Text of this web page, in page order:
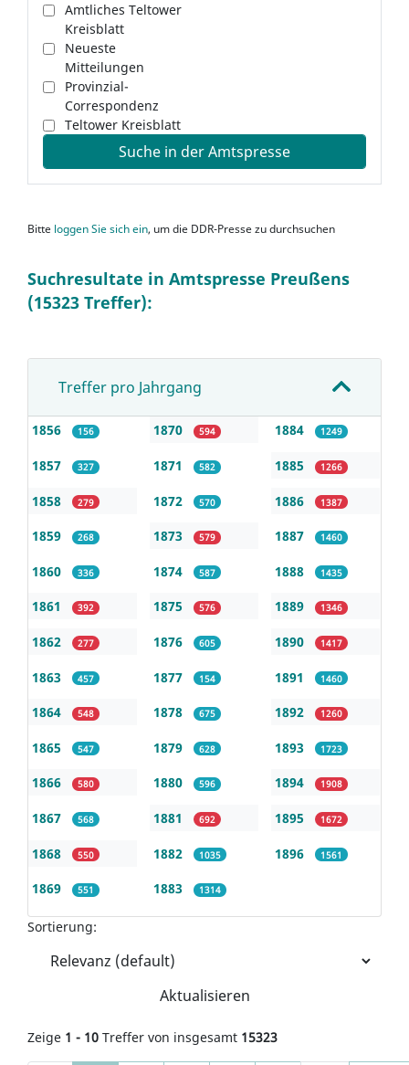
Amtliches Teltower
Kreisblatt
Neueste
Mitteilungen
Provinzial-
Correspondenz
Teltower Kreisblatt
Suche in der Amtspresse
Bitte loggen Sie sich ein, um die DDR-Presse zu durchsuchen
Suchresultate in Amtspresse Preußens
(15323 Treffer):
Treffer pro Jahrgang
1856 156
1857 327
1858 279
1859 268
1860 336
1861 392
1862 277
1863 457
1864 548
1865 547
1866 580
1867 568
1868 550
1869 551
1870 594
1871 582
1872 570
1873 579
1874 587
1875 576
1876 605
1877 154
1878 675
1879 628
1880 596
1881 692
1882 1035
1883 1314
1884 1249
1885 1266
1886 1387
1887 1460
1888 1435
1889 1346
1890 1417
1891 1460
1892 1260
1893 1723
1894 1908
1895 1672
1896 1561
Sortierung:
Aktualisieren
Zeige 1 - 10 Treffer von insgesamt 15323